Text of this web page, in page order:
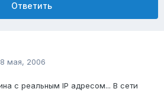
Ответить
мая, 2006
с реальным IP адресом... В сети